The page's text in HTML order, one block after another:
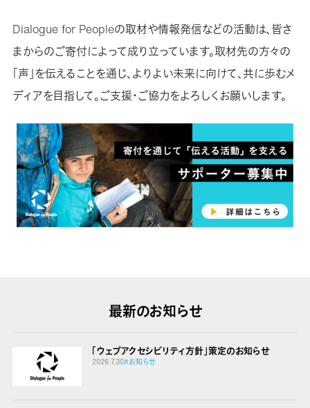
Dialogue for Peopleの取材や情報発信などの活動は、皆さ
まからのご寄付によって成り立っています。取材先の方々の
「声」を伝えることを通じ、よりよい未来に向けて、共に歩むメ
ディアを目指して。ご支援・ご協力をよろしくお願いします。
最新のお知らせ
「ウェブアクセシビリティ方針」策定のお知らせ
2026.7.30#お知らせ